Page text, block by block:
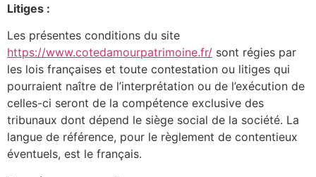
Litiges :
Les présentes conditions du site
https://www.cotedamourpatrimoine.fr/ sont régies par
les lois françaises et toute contestation ou litiges qui
pourraient naître de l’interprétation ou de l’exécution de
celles-ci seront de la compétence exclusive des
tribunaux dont dépend le siège social de la société. La
langue de référence, pour le règlement de contentieux
éventuels, est le français.